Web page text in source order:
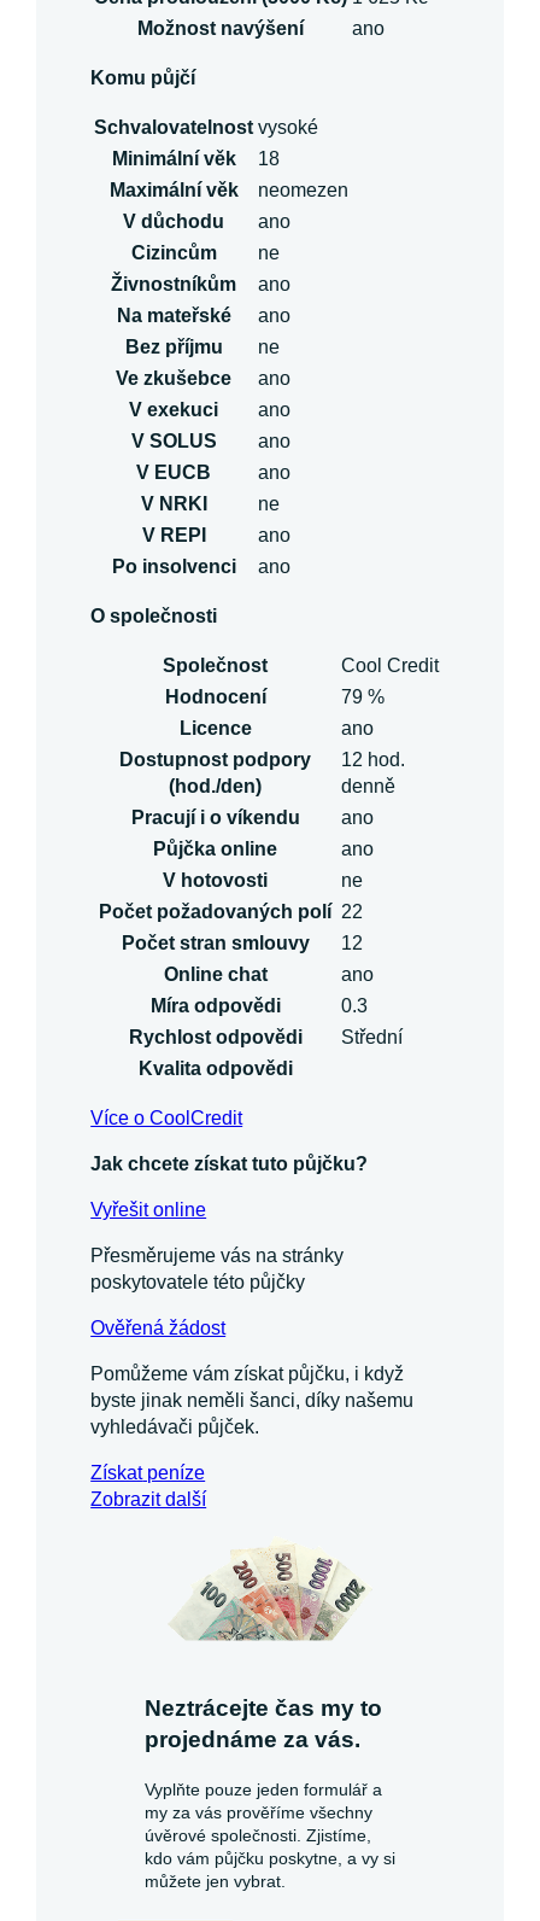
Možnost navýšení
ano
Komu půjčí
Schvalovatelnost vysoké
Minimální věk
18
Maximální věk
neomezen
V důchodu
ano
Cizincům
ne
Živnostníkům
ano
Na mateřské
ano
Bez příjmu
ne
Ve zkušebce
ano
V exekuci
ano
V SOLUS
ano
V EUCB
ano
V NRKI
ne
V REPI
ano
Po insolvenci
ano
O společnosti
Společnost
Cool Credit
Hodnocení
79 %
Licence
ano
Dostupnost podpory
(hod./den)
12 hod.
denně
Pracují i o víkendu
ano
Půjčka online
ano
V hotovosti
ne
Počet požadovaných polí 22
Počet stran smlouvy
12
Online chat
ano
Míra odpovědi
0.3
Rychlost odpovědi
Střední
Kvalita odpovědi
Více o CoolCredit
Jak chcete získat tuto půjčku?
Vyřešit online
Přesměrujeme vás na stránky
poskytovatele této půjčky
Ověřená žádost
Pomůžeme vám získat půjčku, i když
byste jinak neměli šanci, díky našemu
vyhledávači půjček.
Získatpeníze
Zobrazit další
Neztrácejte čas my to
projednáme za vás.
Vyplňte pouze jeden formulář a
my za vás prověříme všechny
úvěrové společnosti. Zjistíme,
kdo vám půjčku poskytne, a vy si
můžete jen vybrat.